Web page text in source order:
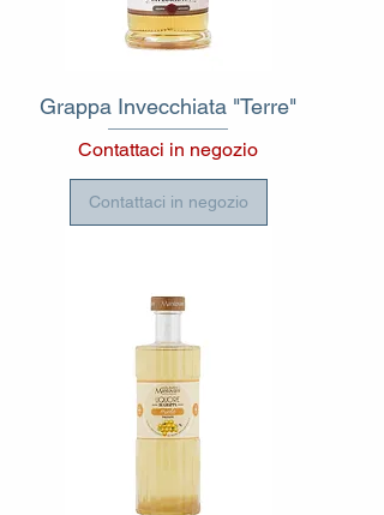
Grappa Invecchiata "Terre"
Contattaci in negozio
Contattaci in negozio